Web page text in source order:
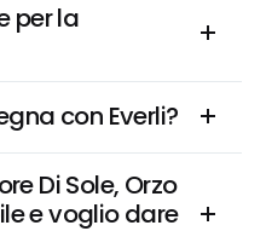
per la
con Everli?
Di Sole, Orzo
e voglio dare